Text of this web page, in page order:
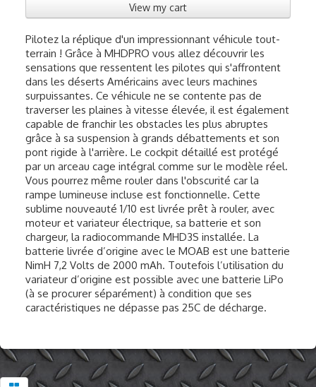
View my cart
Pilotez la réplique d'un impressionnant véhicule tout-
terrain ! Grâce à MHDPRO vous allez découvrir les
sensations que ressentent les pilotes qui s'affrontent
dans les déserts Américains avec leurs machines
surpuissantes. Ce véhicule ne se contente pas de
traverser les plaines à vitesse élevée, il est également
capable de franchir les obstacles les plus abruptes
grâce à sa suspension à grands débattements et son
pont rigide à l'arrière. Le cockpit détaillé est protégé
par un arceau cage intégral comme sur le modèle réel.
Vous pourrez même rouler dans l'obscurité car la
rampe lumineuse incluse est fonctionnelle. Cette
sublime nouveauté 1/10 est livrée prêt à rouler, avec
moteur et variateur électrique, sa batterie et son
chargeur, la radiocommande MHD3S installée. La
batterie livrée d’origine avec le MOAB est une batterie
NimH 7,2 Volts de 2000 mAh. Toutefois l’utilisation du
variateur d’origine est possible avec une batterie LiPo
(à se procurer séparément) à condition que ses
caractéristiques ne dépasse pas 25C de décharge.